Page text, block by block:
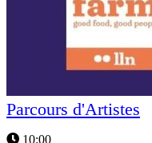
Parcours d'Artistes
10:00